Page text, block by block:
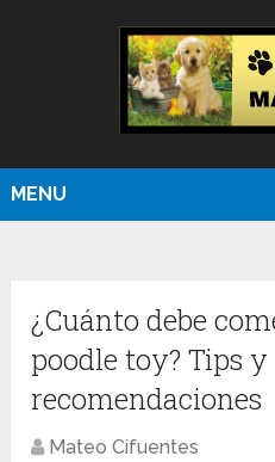
MENU
¿Cuánto debe
poodle toy? Tips y
recomendaciones
Mateo Cifuentes